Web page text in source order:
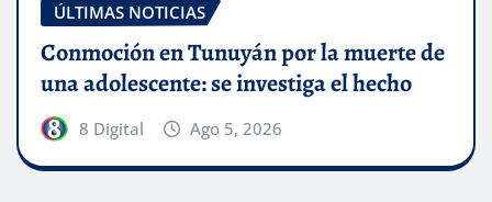
ÚLTIMAS NOTICIAS
Conmoción en Tunuyán por la muerte de
una adolescente: se investiga el hecho
8 Digital Ago 5, 2026